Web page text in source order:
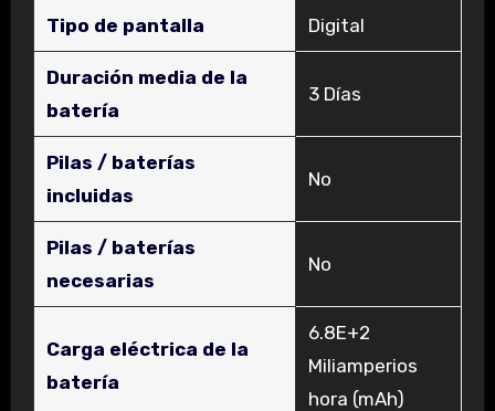
Tipo de pantalla ‎Digital
Duración media de la
batería
‎3 Días
Pilas / baterías
incluidas
‎No
Pilas / baterías
necesarias
‎No
Carga eléctrica de la
batería
‎6.8E+2
Miliamperios
hora (mAh)